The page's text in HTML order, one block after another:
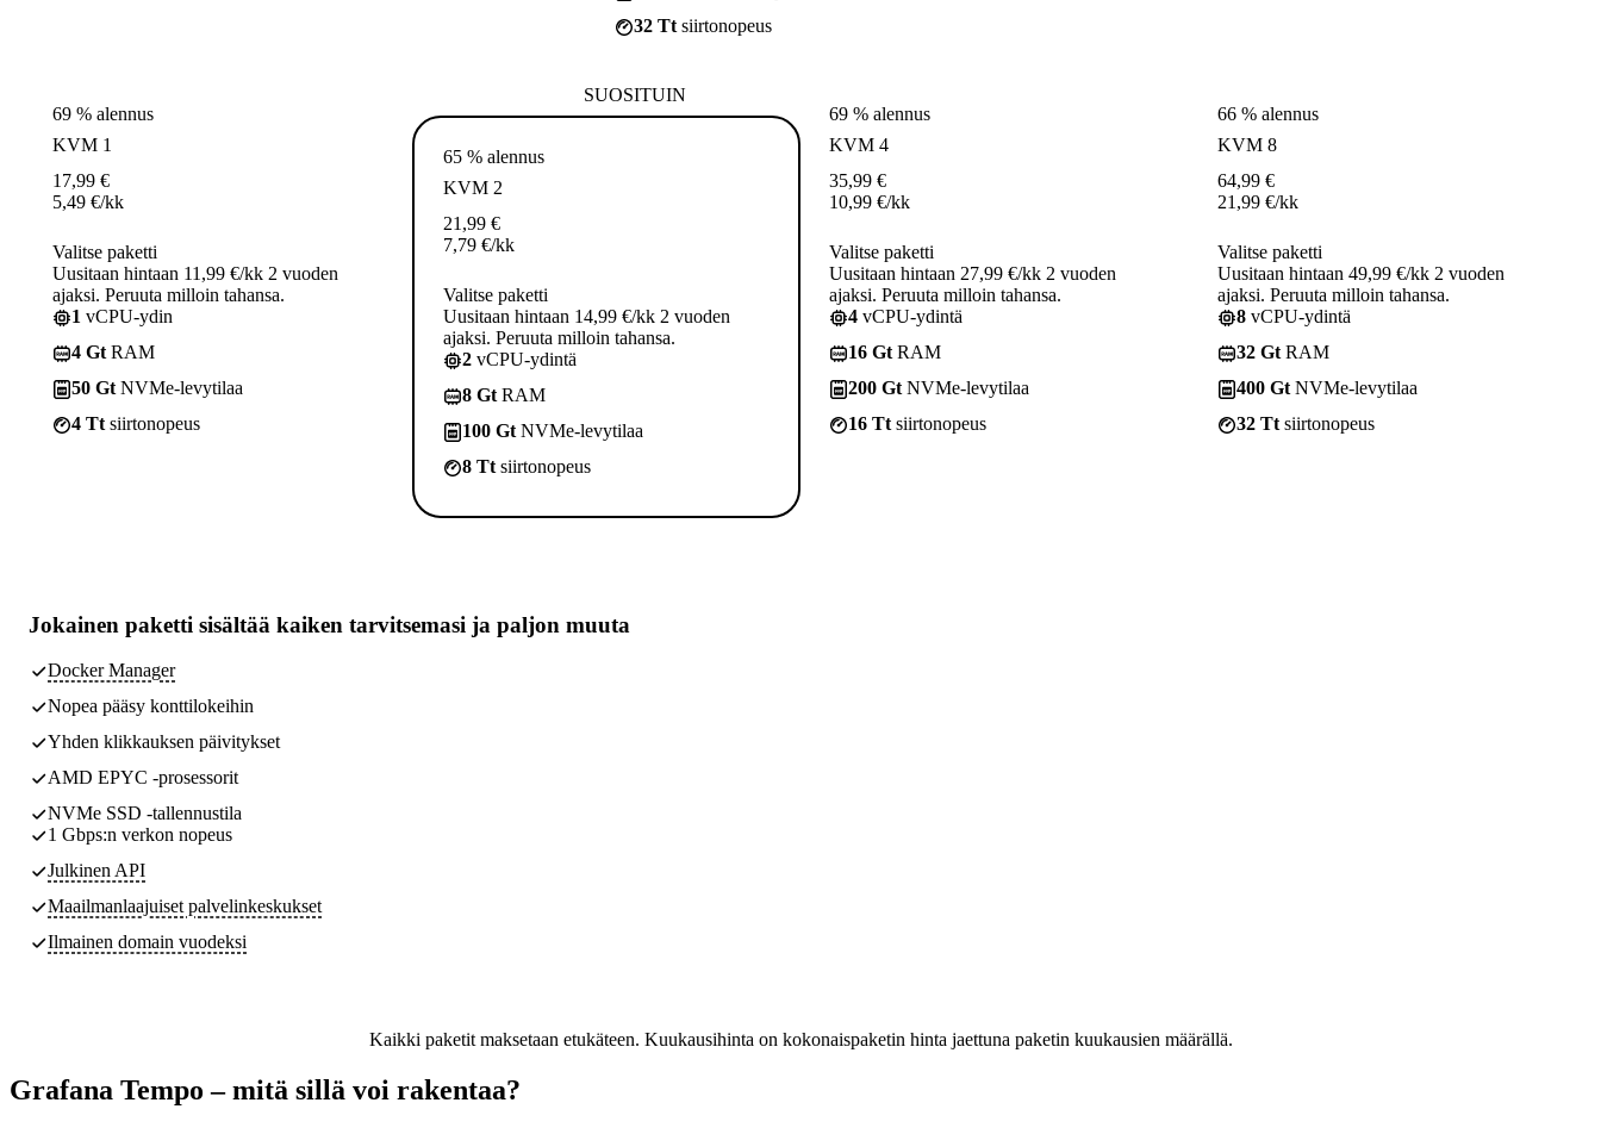
32 Tt siirtonopeus
69 % alennus
KVM 1
17,99 €
5,49 €/kk
Valitse paketti
Uusitaan hintaan 11,99 €/kk 2 vuoden
ajaksi. Peruuta milloin tahansa.
1 vCPU-ydin
4 Gt RAM
50 Gt NVMe-levytilaa
4 Tt siirtonopeus
SUOSITUIN
65 % alennus
KVM 2
21,99 €
7,79 €/kk
Valitse paketti
Uusitaan hintaan 14,99 €/kk 2 vuoden
ajaksi. Peruuta milloin tahansa.
2 vCPU-ydintä
8 Gt RAM
100 Gt NVMe-levytilaa
8 Tt siirtonopeus
69 % alennus
KVM 4
35,99 €
10,99 €/kk
Valitse paketti
Uusitaan hintaan 27,99 €/kk 2 vuoden
ajaksi. Peruuta milloin tahansa.
4 vCPU-ydintä
16 Gt RAM
200 Gt NVMe-levytilaa
16 Tt siirtonopeus
66 % alennus
KVM 8
64,99 €
21,99 €/kk
Valitse paketti
Uusitaan hintaan 49,99 €/kk 2 vuoden
ajaksi. Peruuta milloin tahansa.
8 vCPU-ydintä
32 Gt RAM
400 Gt NVMe-levytilaa
32 Tt siirtonopeus
Jokainen paketti sisältää kaiken tarvitsemasi ja paljon muuta
Docker Manager
Nopea pääsy konttilokeihin
Yhden klikkauksen päivitykset
AMD EPYC -prosessorit
NVMe SSD -tallennustila
1 Gbps:n verkon nopeus
Julkinen API
Maailmanlaajuiset palvelinkeskukset
Ilmainen domain vuodeksi
Kaikki paketit maksetaan etukäteen. Kuukausihinta on kokonaispaketin hinta jaettuna paketin kuukausien määrällä.
Grafana Tempo – mitä sillä voi rakentaa?